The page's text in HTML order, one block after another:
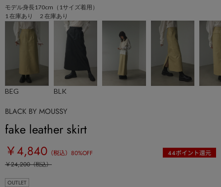
モデル身長170cm（1サイズ着用）
1 在庫あり 2 在庫あり
BEG BLK
BLACK BY MOUSSY
fake leather skirt
￥4,840 （税込） 80%OFF 44ポイント還元
￥24,200（税込）
OUTLET